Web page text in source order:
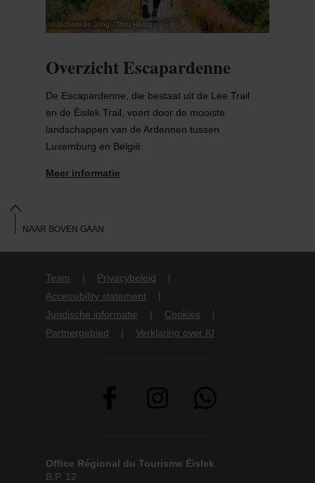
©Jochem de Jong - Thru Hiking
Overzicht Escapardenne
De Escapardenne, die bestaat uit de Lee Trail
en de Éislek Trail, voert door de mooiste
landschappen van de Ardennen tussen
Luxemburg en België.
Meer informatie
Team
Privacybeleid
Accessibility statement
Juridische informatie
Cookies
Partnergebied
Verklaring over KI
Office Régional du Tourisme Éislek
B.P. 12
NAAR BOVEN GAAN